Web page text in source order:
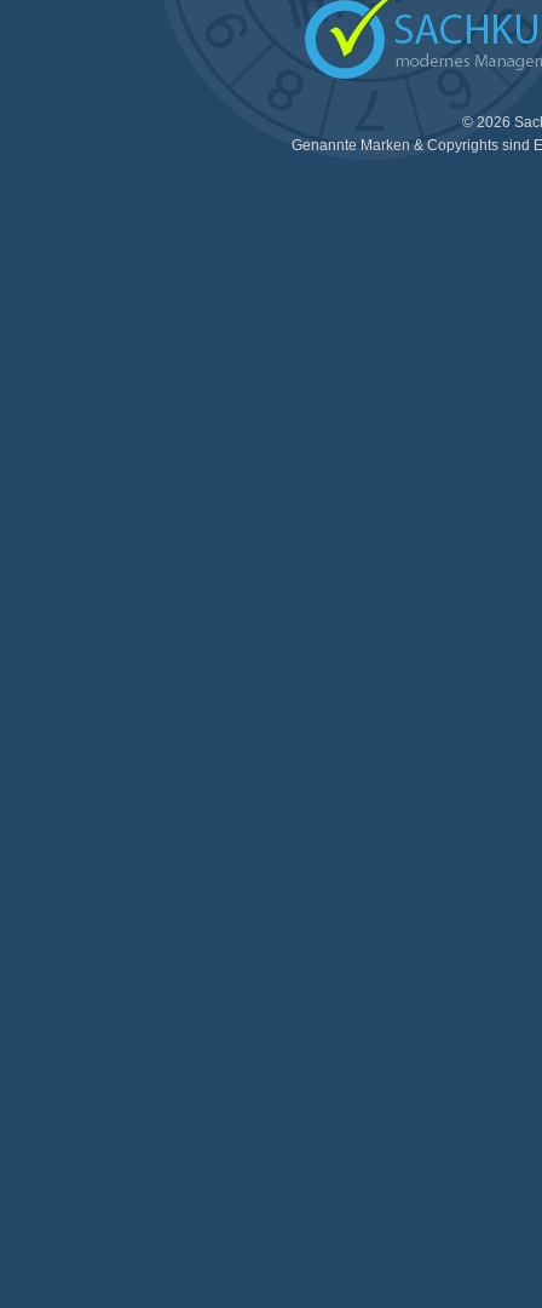
© 2026
Genannte Marken & Copyrights sind